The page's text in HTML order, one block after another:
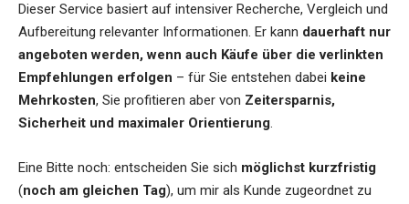
Dieser Service basiert auf intensiver Recherche, Vergleich und
Aufbereitung relevanter Informationen. Er kann dauerhaft nur
angeboten werden, wenn auch Käufe über die verlinkten
Empfehlungen erfolgen – für Sie entstehen dabei keine
Mehrkosten, Sie profitieren aber von Zeitersparnis,
Sicherheit und maximaler Orientierung.
Eine Bitte noch: entscheiden Sie sich möglichst kurzfristig
(noch am gleichen Tag), um mir als Kunde zugeordnet zu